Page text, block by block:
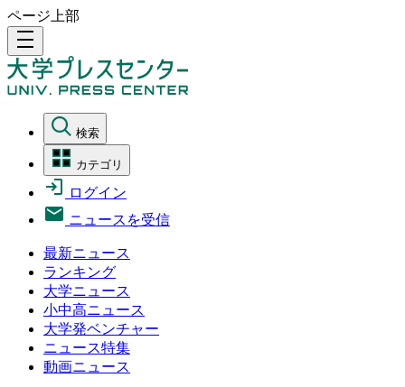
ページ上部
density_medium
検索
カテゴリ
ログイン
ニュースを受信
最新ニュース
ランキング
大学ニュース
小中高ニュース
大学発ベンチャー
ニュース特集
動画ニュース